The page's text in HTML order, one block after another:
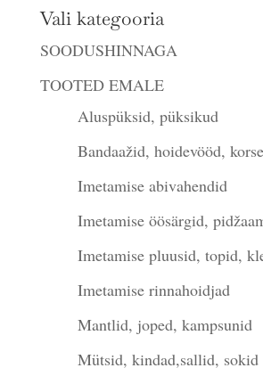
Vali kategooria
SOODUSHINNAGA
TOOTED EMALE
Aluspüksid, püksikud
Bandaažid, hoidevööd,
Imetamise abivahendid
Imetamise öösärgid,
Imetamise pluusid, topid,
Imetamise rinnahoidjad
Mantlid, joped, kampsunid
Mütsid, kindad,sallid, sokid